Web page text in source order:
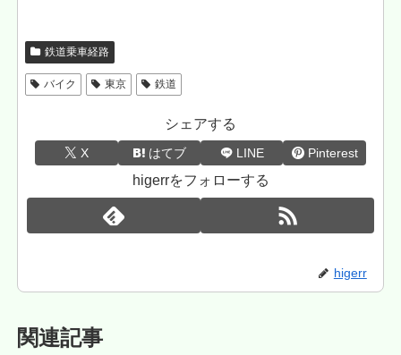
鉄道乗車経路
バイク 東京 鉄道
シェアする
X はてブ LINE Pinterest
higerrをフォローする
higerr
関連記事